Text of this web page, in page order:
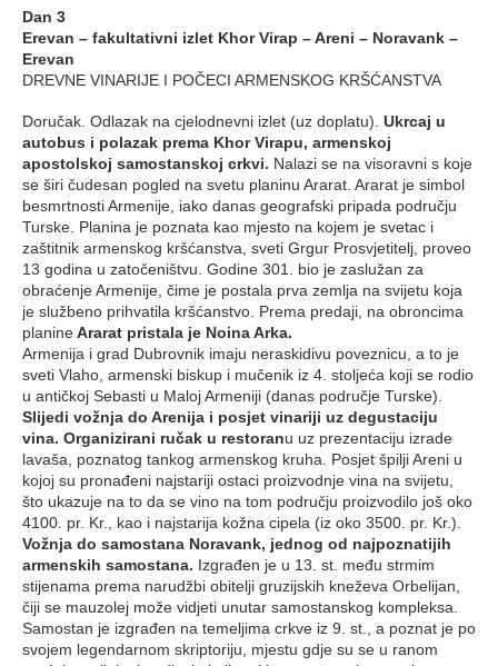
Dan 3
Erevan – fakultativni izlet Khor Virap – Areni – Noravank –
Erevan
DREVNE VINARIJE I POČECI ARMENSKOG KRŠĆANSTVA
Doručak. Odlazak na cjelodnevni izlet (uz doplatu). Ukrcaj u
autobus i polazak prema Khor Virapu, armenskoj
apostolskoj samostanskoj crkvi. Nalazi se na visoravni s koje
se širi čudesan pogled na svetu planinu Ararat. Ararat je simbol
besmrtnosti Armenije, iako danas geografski pripada području
Turske. Planina je poznata kao mjesto na kojem je svetac i
zaštitnik armenskog kršćanstva, sveti Grgur Prosvjetitelj, proveo
13 godina u zatočeništvu. Godine 301. bio je zaslužan za
obraćenje Armenije, čime je postala prva zemlja na svijetu koja
je službeno prihvatila kršćanstvo. Prema predaji, na obroncima
planineArarat pristala je Noina Arka.
Armenija i grad Dubrovnik imaju neraskidivu poveznicu, a to je
sveti Vlaho, armenski biskup i mučenik iz 4. stoljeća koji se rodio
u antičkoj Sebasti u Maloj Armeniji (danas područje Turske).
Slijedi vožnja do Arenija i posjet vinariji uz degustaciju
vina. Organizirani ručak u restoranu uz prezentaciju izrade
lavaša, poznatog tankog armenskog kruha. Posjet špilji Areni u
kojoj su pronađeni najstariji ostaci proizvodnje vina na svijetu,
što ukazuje na to da se vino na tom području proizvodilo još oko
4100. pr. Kr., kao i najstarija kožna cipela (iz oko 3500. pr. Kr.).
Vožnja do samostana Noravank, jednog od najpoznatijih
armenskih samostana. Izgrađen je u 13. st. među strmim
stijenama prema narudžbi obitelji gruzijskih kneževa Orbelijan,
čiji se mauzolej može vidjeti unutar samostanskog kompleksa.
Samostan je izgrađen na temeljima crkve iz 9. st., a poznat je po
svojem legendarnom skriptoriju, mjestu gdje su se u ranom